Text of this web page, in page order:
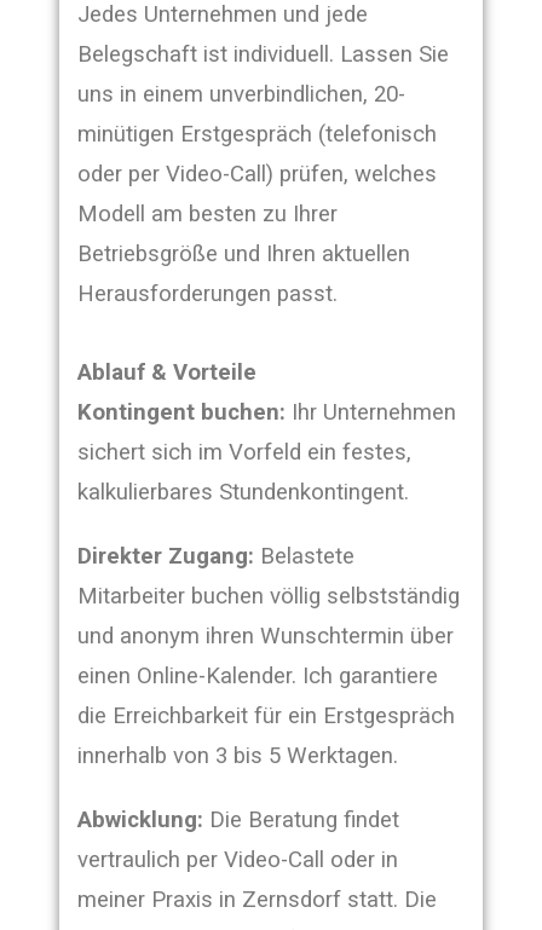
Jedes Unternehmen und jede
Belegschaft ist individuell. Lassen Sie
uns in einem unverbindlichen, 20-
minütigen Erstgespräch (telefonisch
oder per Video-Call) prüfen, welches
Modell am besten zu Ihrer
Betriebsgröße und Ihren aktuellen
Herausforderungen passt.
Ablauf & Vorteile
Kontingent buchen: Ihr Unternehmen
sichert sich im Vorfeld ein festes,
kalkulierbares Stundenkontingent.
Direkter Zugang: Belastete
Mitarbeiter buchen völlig selbstständig
und anonym ihren Wunschtermin über
einen Online-Kalender. Ich garantiere
die Erreichbarkeit für ein Erstgespräch
innerhalb von 3 bis 5 Werktagen.
Abwicklung: Die Beratung findet
vertraulich per Video-Call oder in
meiner Praxis in Zernsdorf statt. Die